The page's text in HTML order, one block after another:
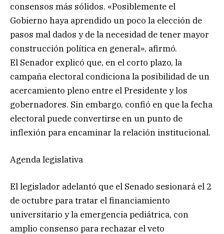
consensos más sólidos. «Posiblemente el
Gobierno haya aprendido un poco la elección de
pasos mal dados y de la necesidad de tener mayor
construcción política en general», afirmó.
El Senador explicó que, en el corto plazo, la
campaña electoral condiciona la posibilidad de un
acercamiento pleno entre el Presidente y los
gobernadores. Sin embargo, confió en que la fecha
electoral puede convertirse en un punto de
inflexión para encaminar la relación institucional.
Agenda legislativa
El legislador adelantó que el Senado sesionará el 2
de octubre para tratar el financiamiento
universitario y la emergencia pediátrica, con
amplio consenso para rechazar el veto